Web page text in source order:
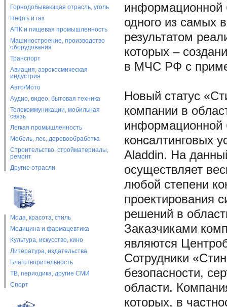
Горнодобывающая отрасль, уголь
Нефть и газ
АПК и пищевая промышленность
Машиностроение, производство
оборудования
Транспорт
Авиация, аэрокосмическая
индустрия
Авто/Мото
Аудио, видео, бытовая техника
Телекоммуникации, мобильная
связь
Легкая промышленность
Мебель, лес, деревообработка
Строительство, стройматериалы,
ремонт
Другие отрасли
Мода, красота, стиль
Медицина и фармацевтика
Культура, искусство, кино
Литература, издательства
Благотворительность
ТВ, периодика, другие СМИ
Спорт
информационной
одного из самых
результатом
которых –
в МЧС РФ с
Новый статус
компании в
информационной
консалтинговых
Aladdin. На
осуществляет
любой степени
проектирования
решений в
Заказчиками
являются
Сотрудники
безопасности,
области.
которых, в